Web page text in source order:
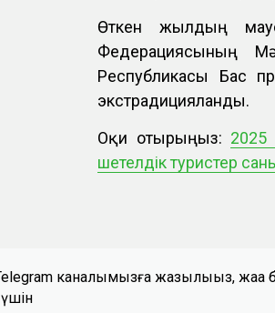
Өткен жылдың
Федерациясының
Республикасы Бас
экстрадицияланды.
Оқи отырыңыз: 2025
шетелдік туристер
Telegram каналымызға жазылыңыз,